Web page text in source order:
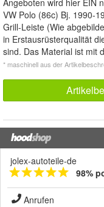
Angeboten wird hier EIN
VW Polo (86c) Bj. 1990-
Grill-Leiste (Wie
in Erstausrüsterqualität
sind. Das Material ist mit
* maschinell aus der
jolex-autoteile-de
98%
Anrufen